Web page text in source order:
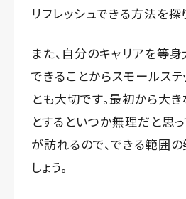
リフレッシュできる方法を探
また、自分のキャリアを等
できることからスモールス
とも大切です。最初から大
とするといつか無理だと思
が訪れるので、できる範囲
しょう。